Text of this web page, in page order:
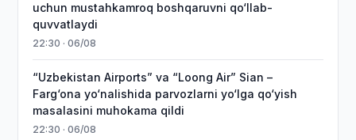
uchun mustahkamroq boshqaruvni qo‘llab-
quvvatlaydi
22:30 · 06/08
“Uzbekistan Airports” va “Loong Air” Sian –
Farg‘ona yo‘nalishida parvozlarni yo‘lga qo‘yish
masalasini muhokama qildi
22:30 · 06/08